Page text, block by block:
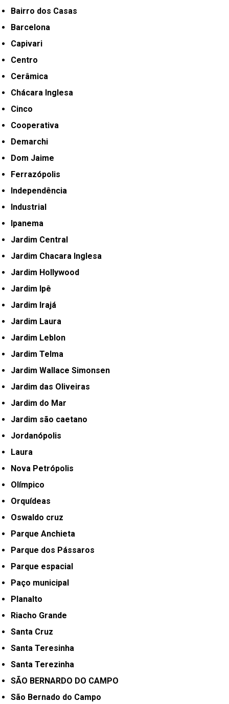
Bairro dos Casas
Barcelona
Capivari
Centro
Cerâmica
Chácara Inglesa
Cinco
Cooperativa
Demarchi
Dom Jaime
Ferrazópolis
Independência
Industrial
Ipanema
Jardim Central
Jardim Chacara Inglesa
Jardim Hollywood
Jardim Ipê
Jardim Irajá
Jardim Laura
Jardim Leblon
Jardim Telma
Jardim Wallace Simonsen
Jardim das Oliveiras
Jardim do Mar
Jardim são caetano
Jordanópolis
Laura
Nova Petrópolis
Olímpico
Orquídeas
Oswaldo cruz
Parque Anchieta
Parque dos Pássaros
Parque espacial
Paço municipal
Planalto
Riacho Grande
Santa Cruz
Santa Teresinha
Santa Terezinha
SÃO BERNARDO DO CAMPO
São Bernado do Campo